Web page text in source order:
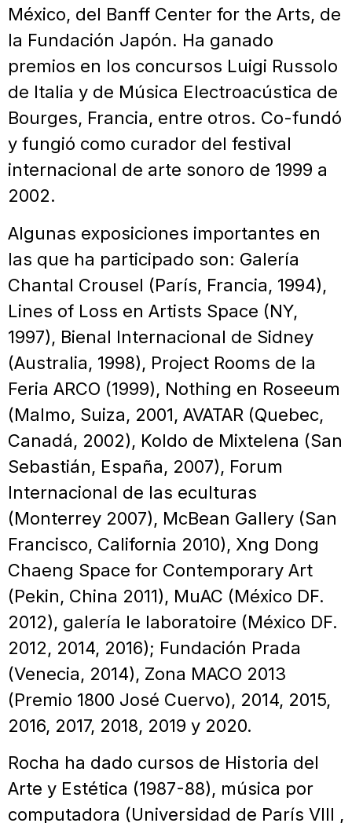
México, del Banff Center for the Arts, de
la Fundación Japón. Ha ganado
premios en los concursos Luigi Russolo
de Italia y de Música Electroacústica de
Bourges, Francia, entre otros. Co-fundó
y fungió como curador del festival
internacional de arte sonoro de 1999 a
2002.
Algunas exposiciones importantes en
las que ha participado son: Galería
Chantal Crousel (París, Francia, 1994),
Lines of Loss en Artists Space (NY,
1997), Bienal Internacional de Sidney
(Australia, 1998), Project Rooms de la
Feria ARCO (1999), Nothing en Roseeum
(Malmo, Suiza, 2001, AVATAR (Quebec,
Canadá, 2002), Koldo de Mixtelena (San
Sebastián, España, 2007), Forum
Internacional de las eculturas
(Monterrey 2007), McBean Gallery (San
Francisco, California 2010), Xng Dong
Chaeng Space for Contemporary Art
(Pekin, China 2011), MuAC (México DF.
2012), galería le laboratoire (México DF.
2012, 2014, 2016); Fundación Prada
(Venecia, 2014), Zona MACO 2013
(Premio 1800 José Cuervo), 2014, 2015,
2016, 2017, 2018, 2019 y 2020.
Rocha ha dado cursos de Historia del
Arte y Estética (1987-88), música por
computadora (Universidad de París VIII ,